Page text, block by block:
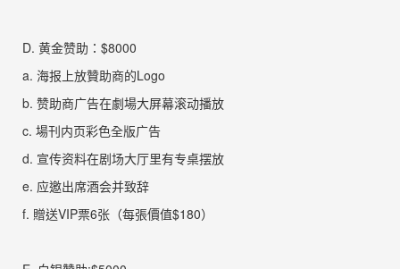
D. 黄金赞助： $8000
a. 海报上放贊助商的Logo
b. 赞助商广告在劇場大屏幕滚动播放
c. 場刊内页彩色全版广告
d. 宣传资料在剧场大厅里有专桌摆放
e. 应邀出席酒会并致辞
f. 贈送VIP票6张 （每張價值$180）